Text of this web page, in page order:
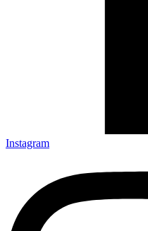
Instagram